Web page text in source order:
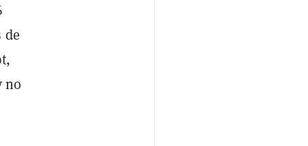
de
no